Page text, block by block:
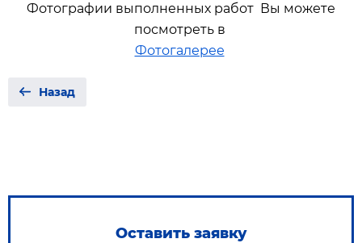
Фотографии выполненных работ Вы можете
посмотреть в
Фотогалерее
Назад
Оставить заявку